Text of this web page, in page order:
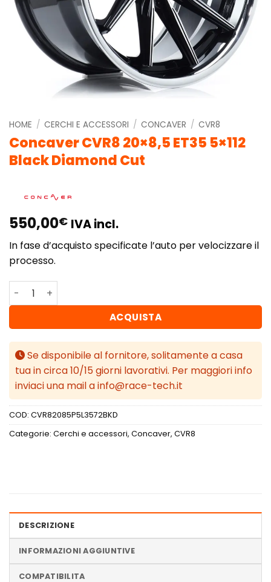
HOME / CERCHI E ACCESSORI / CONCAVER / CVR8
Concaver CVR8 20×8,5 ET35 5×112
Black Diamond Cut
550,00€ IVA incl.
In fase d’acquisto specificate l’auto per velocizzare il
processo.
Concaver CVR8 20x8,5 ET35 5x112 Black Diamond Cut
ACQUISTA
Se disponibile al fornitore, solitamente a casa
tua in circa 10/15 giorni lavorativi. Per maggiori info
inviaci una mail a info@race-tech.it
COD: CVR82085P5L3572BKD
Categorie: Cerchi e accessori, Concaver, CVR8
DESCRIZIONE
INFORMAZIONI AGGIUNTIVE
COMPATIBILITA